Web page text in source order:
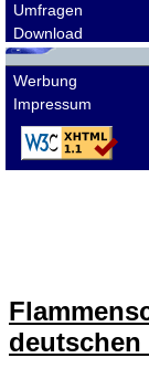
Umfragen
Download
Werbung
Impressum
deutschen